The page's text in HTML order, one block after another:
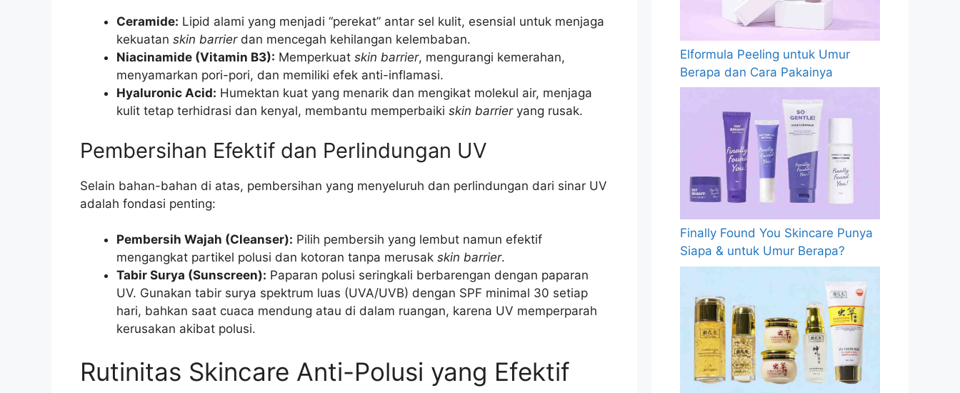
Ceramide: Lipid alami yang menjadi “perekat” antar sel kulit, esensial untuk menjaga
kekuatan skin barrierdan mencegah kehilangan kelembaban.
Niacinamide (Vitamin B3): Memperkuat skin barrier, mengurangi kemerahan,
menyamarkan pori-pori, dan memiliki efek anti-inflamasi.
Hyaluronic Acid: Humektan kuat yang menarik dan mengikat molekul air, menjaga
kulit tetap terhidrasi dan kenyal, membantu memperbaiki skin barrieryang rusak.
Pembersihan Efektif dan Perlindungan UV
Selain bahan-bahan di atas, pembersihan yang menyeluruh dan perlindungan dari sinar UV
adalah fondasi penting:
Pembersih Wajah (Cleanser): Pilih pembersih yang lembut namun efektif
mengangkat partikel polusi dan kotoran tanpa merusak skin barrier.
Tabir Surya (Sunscreen): Paparan polusi seringkali berbarengan dengan paparan
UV. Gunakan tabir surya spektrum luas (UVA/UVB) dengan SPF minimal 30 setiap
hari, bahkan saat cuaca mendung atau di dalam ruangan, karena UV memperparah
kerusakan akibat polusi.
Rutinitas Skincare Anti-Polusi yang Efektif
Elformula Peeling untuk Umur
Berapa dan Cara Pakainya
Finally Found You Skincare Punya
Siapa & untuk Umur Berapa?